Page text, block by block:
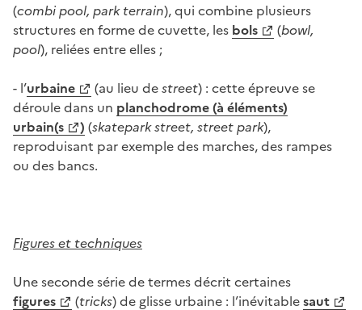
(combi pool, park terrain), qui combine plusieurs
structures en forme de cuvette, les bols (bowl,
pool), reliées entre elles ;
- l’urbaine (au lieu destreet) : cette épreuve se
déroule dans un planchodrome (à éléments)
urbain(s
) (skatepark street, street park),
reproduisant par exemple des marches, des rampes
ou des bancs.
Figures et techniques
Une seconde série de termes décrit certaines
figures
(tricks) de glisse urbaine : l’inévitablesaut